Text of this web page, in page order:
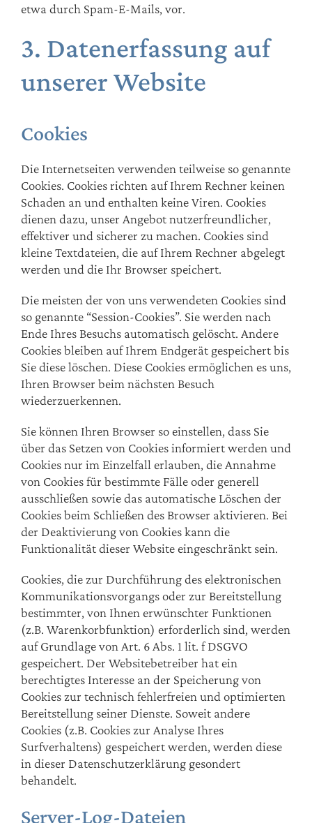
etwa durch Spam-E-Mails, vor.
3. Datenerfassung auf
unserer Website
Cookies
Die Internetseiten verwenden teilweise so genannte
Cookies. Cookies richten auf Ihrem Rechner keinen
Schaden an und enthalten keine Viren. Cookies
dienen dazu, unser Angebot nutzerfreundlicher,
effektiver und sicherer zu machen. Cookies sind
kleine Textdateien, die auf Ihrem Rechner abgelegt
werden und die Ihr Browser speichert.
Die meisten der von uns verwendeten Cookies sind
so genannte “Session-Cookies”. Sie werden nach
Ende Ihres Besuchs automatisch gelöscht. Andere
Cookies bleiben auf Ihrem Endgerät gespeichert bis
Sie diese löschen. Diese Cookies ermöglichen es uns,
Ihren Browser beim nächsten Besuch
wiederzuerkennen.
Sie können Ihren Browser so einstellen, dass Sie
über das Setzen von Cookies informiert werden und
Cookies nur im Einzelfall erlauben, die Annahme
von Cookies für bestimmte Fälle oder generell
ausschließen sowie das automatische Löschen der
Cookies beim Schließen des Browser aktivieren. Bei
der Deaktivierung von Cookies kann die
Funktionalität dieser Website eingeschränkt sein.
Cookies, die zur Durchführung des elektronischen
Kommunikationsvorgangs oder zur Bereitstellung
bestimmter, von Ihnen erwünschter Funktionen
(z.B. Warenkorbfunktion) erforderlich sind, werden
auf Grundlage von Art. 6 Abs. 1 lit. f DSGVO
gespeichert. Der Websitebetreiber hat ein
berechtigtes Interesse an der Speicherung von
Cookies zur technisch fehlerfreien und optimierten
Bereitstellung seiner Dienste. Soweit andere
Cookies (z.B. Cookies zur Analyse Ihres
Surfverhaltens) gespeichert werden, werden diese
in dieser Datenschutzerklärung gesondert
behandelt.
Server-Log-Dateien